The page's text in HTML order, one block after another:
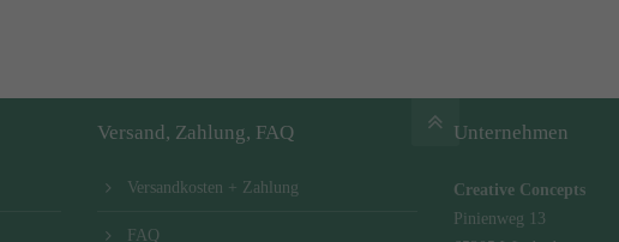
Versand, Zahlung, FAQ
Versandkosten + Zahlung
FAQ
Unternehmen
Creative Concepts
Pinienweg 13